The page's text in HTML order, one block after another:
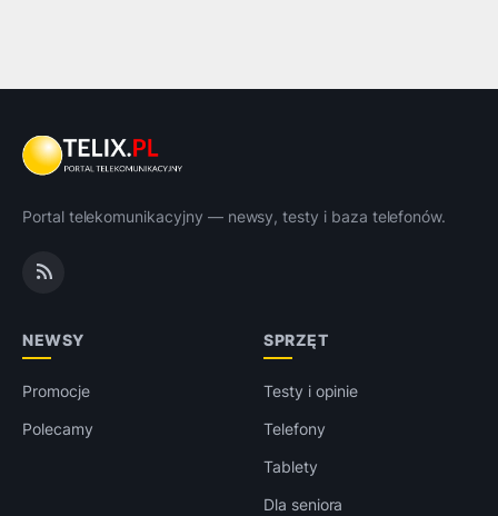
Portal telekomunikacyjny — newsy, testy i baza telefonów.
NEWSY
Promocje
Polecamy
SPRZĘT
Testy i opinie
Telefony
Tablety
Dla seniora